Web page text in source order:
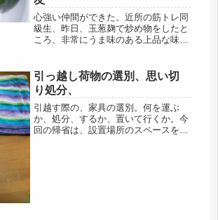
心強い仲間ができた。近所の筋トレ同
級生、昨日、玉葱麹で炒め物をしたと
ころ、非常にうま味のある上品な味つ
然素材。妙な添加物も一切入ってない
ので、安心。お試しサンプルで、功を
奏...
引っ越し荷物の選別、思い切
り処分、
引越す際の、家具の選別。何を運ぶ
か、処分、するか、置いて行くか。今
回の帰省は、設置場所のスペースを測